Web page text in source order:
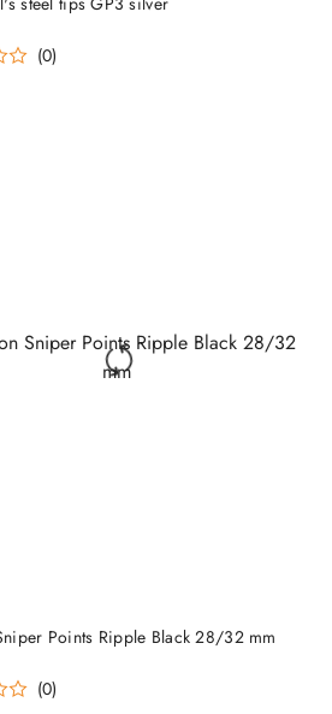
(0)
Points Ripple Black 28/32 mm
(0)
DO KOSZYKA